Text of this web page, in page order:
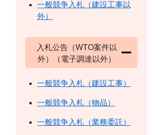
一般競争入札（建設工事以
外）
入札公告（WTO案件以
外）（電子調達以外）
一般競争入札（建設工事）
一般競争入札（物品）
一般競争入札（業務委託）